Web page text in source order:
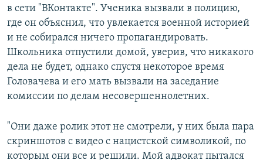
в сети "ВКонтакте". Ученика вызвали в полицию,
где он объяснил, что увлекается военной историей
и не собирался ничего пропагандировать.
Школьника отпустили домой, уверив, что никакого
дела не будет, однако спустя некоторое время
Головачева и его мать вызвали на заседание
комиссии по делам несовершеннолетних.
"Они даже ролик этот не смотрели, у них была пара
скриншотов с видео с нацистской символикой, по
которым они все и решили. Мой адвокат пытался